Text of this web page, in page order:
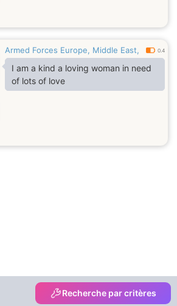
Armed Forces Europe, Middle East, 0.4
I am a kind a loving woman in need
of lots of love
Recherche par critères